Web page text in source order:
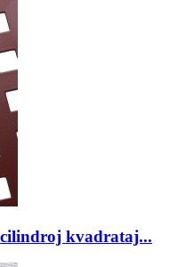
kvadrataj...